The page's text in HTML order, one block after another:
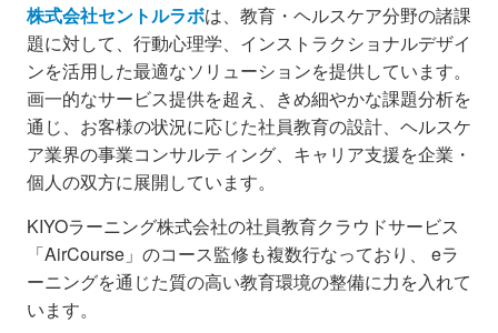
株式会社セントルラボは、教育・ヘルスケア分野の諸課
題に対して、行動心理学、インストラクショナルデザイ
ンを活用した最適なソリューションを提供しています。
画一的なサービス提供を超え、きめ細やかな課題分析を
通じ、お客様の状況に応じた社員教育の設計、ヘルスケ
ア業界の事業コンサルティング、キャリア支援を企業・
個人の双方に展開しています。
KIYOラーニング株式会社の社員教育クラウドサービス
「AirCourse」のコース監修も複数行なっており、 eラ
ーニングを通じた質の高い教育環境の整備に力を入れて
います。